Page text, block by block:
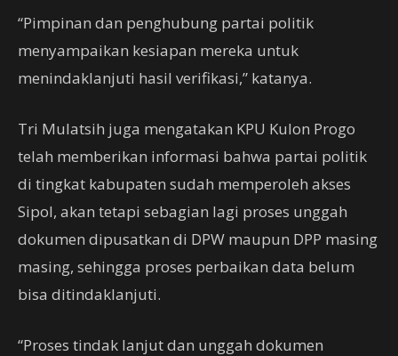
“Pimpinan dan penghubung partai politik
menyampaikan kesiapan mereka untuk
menindaklanjuti hasil verifikasi,” katanya.
Tri Mulatsih juga mengatakan KPU Kulon Progo
telah memberikan informasi bahwa partai politik
di tingkat kabupaten sudah memperoleh akses
Sipol, akan tetapi sebagian lagi proses unggah
dokumen dipusatkan di DPW maupun DPP masing
masing, sehingga proses perbaikan data belum
bisa ditindaklanjuti.
“Proses tindak lanjut dan unggah dokumen